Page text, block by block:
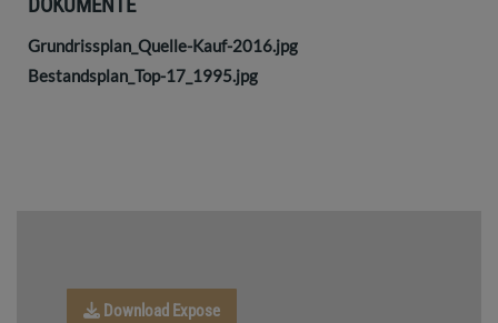
Grundrissplan_Quelle-Kauf-2016.jpg
Bestandsplan_Top-17_1995.jpg
Download Expose